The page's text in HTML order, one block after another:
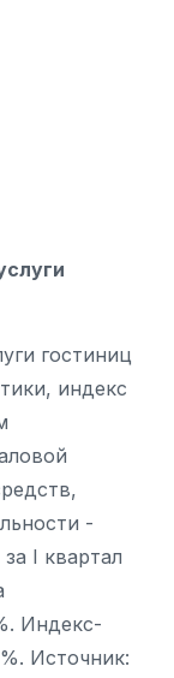
гостиниц
индекс
-
I квартал
Индекс-
Источник: